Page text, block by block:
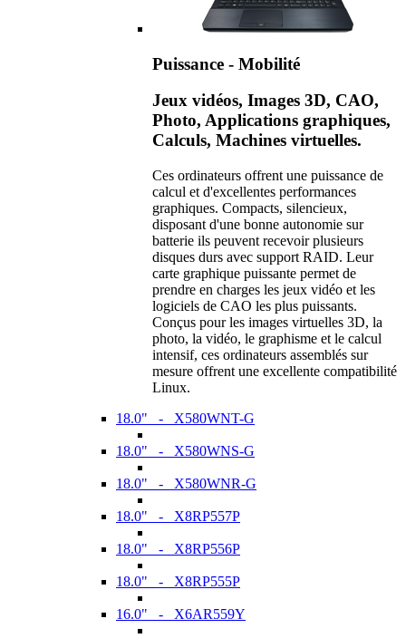
Puissance - Mobilité
Jeux vidéos, Images 3D, CAO,
Photo, Applications graphiques,
Calculs, Machines virtuelles.
Ces ordinateurs offrent une puissance de
calcul et d'excellentes performances
graphiques. Compacts, silencieux,
disposant d'une bonne autonomie sur
batterie ils peuvent recevoir plusieurs
disques durs avec support RAID. Leur
carte graphique puissante permet de
prendre en charges les jeux vidéo et les
logiciels de CAO les plus puissants.
Conçus pour les images virtuelles 3D, la
photo, la vidéo, le graphisme et le calcul
intensif, ces ordinateurs assemblés sur
mesure offrent une excellente compatibilité
Linux.
18.0" - X580WNT-G
18.0" - X580WNS-G
18.0" - X580WNR-G
18.0" - X8RP557P
18.0" - X8RP556P
18.0" - X8RP555P
16.0" - X6AR559Y